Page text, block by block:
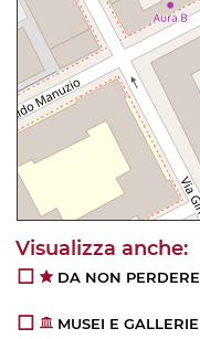
DA NON PERDERE
MUSEI E GALLERIE